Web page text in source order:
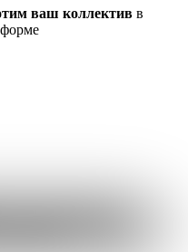
ваш коллектив в